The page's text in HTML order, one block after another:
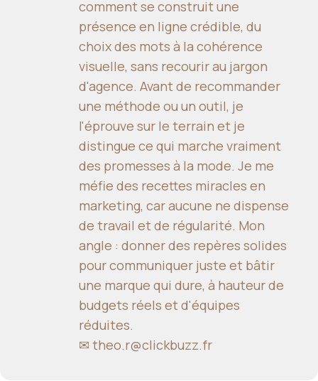
comment se construit une
présence en ligne crédible, du
choix des mots à la cohérence
visuelle, sans recourir au jargon
d'agence. Avant de recommander
une méthode ou un outil, je
l'éprouve sur le terrain et je
distingue ce qui marche vraiment
des promesses à la mode. Je me
méfie des recettes miracles en
marketing, car aucune ne dispense
de travail et de régularité. Mon
angle : donner des repères solides
pour communiquer juste et bâtir
une marque qui dure, à hauteur de
budgets réels et d'équipes
réduites.
✉ theo.r@clickbuzz.fr